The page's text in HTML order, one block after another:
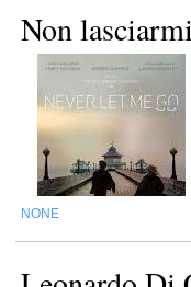
Non lasciarmi
NONE